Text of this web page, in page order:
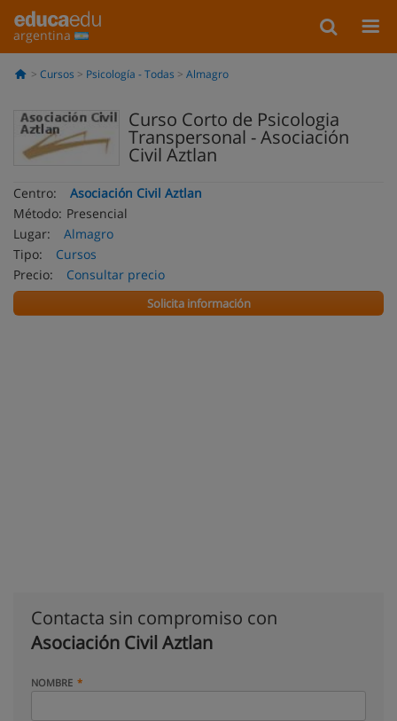
argentina
Cursos Psicología - Todas Almagro
Curso Corto de Psicologia
Transpersonal - Asociación
Civil Aztlan
Centro:
Asociación Civil Aztlan
Método: Presencial
Lugar:
Almagro
Tipo:
Cursos
Precio:
Consultar precio
Solicita información
Contacta sin compromiso con
Asociación Civil Aztlan
NOMBRE